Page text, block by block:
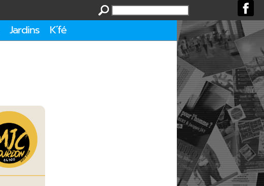
Jardins K´fé